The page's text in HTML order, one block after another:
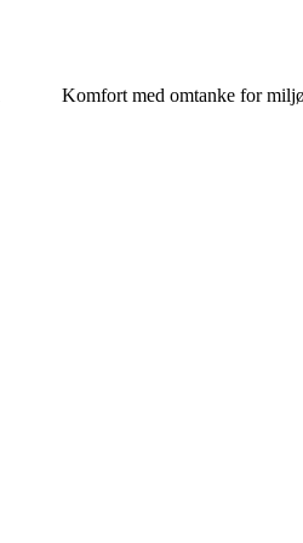
Komfort med omtanke for